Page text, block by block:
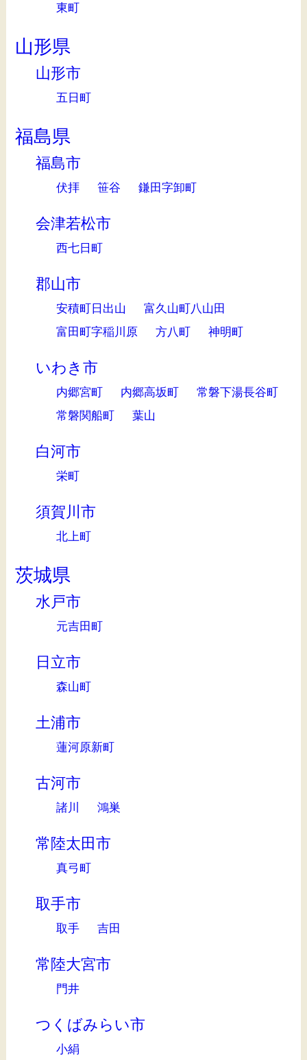
東町
山形県
山形市
五日町
福島県
福島市
伏拝 笹谷 鎌田字卸町
会津若松市
西七日町
郡山市
安積町日出山
富久山町八山田
富田町字稲川原
方八町 神明町
いわき市
内郷宮町 内郷高坂町
常磐下湯長谷町
常磐関船町
葉山
白河市
栄町
須賀川市
北上町
茨城県
水戸市
元吉田町
日立市
森山町
土浦市
蓮河原新町
古河市
諸川 鴻巣
常陸太田市
真弓町
取手市
取手 吉田
常陸大宮市
門井
つくばみらい市
小絹